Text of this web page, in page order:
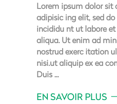
Lorem ipsum dolor sit
adipisic ing elit, sed
incididu nt ut labore
aliqua. Ut enim ad
nostrud exerc itation
nisi.ut aliquip ex ea
Duis
EN SAVOIR PLUS